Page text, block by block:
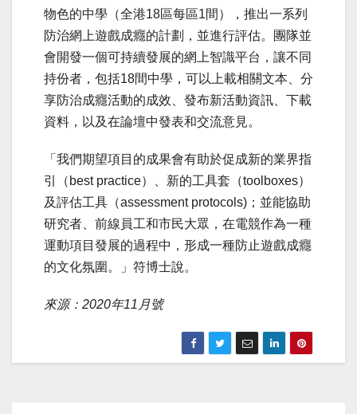
物色的中學（全港18區每區1間），推出一系列
防治網上遊戲成癮的計劃，並進行評估。團隊並
會開發一個可持續發展的網上智識平台，讓不同
持份者，包括18間中學，可以上載相關文本、分
享防治成癮活動的成效、發布新活動資訊、下載
資料，以及在論壇中發表和交流意見。
「我們期望項目的成果會有助於促成新的業界指
引（best practice）、新的工具套（toolboxes）
及評估工具（assessment protocols)；並能協助
研究者、前線員工和市民大眾，在電競作為一種
運動項目發展的過程中，形成一種防止遊戲成癮
的文化氛圍。」符博士說。
來源：2020年11月號